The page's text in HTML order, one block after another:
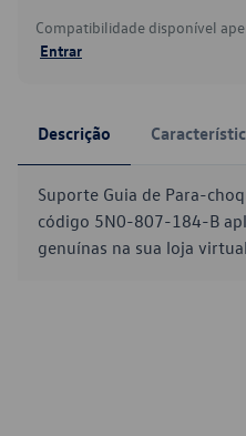
Compatibilidade disponível
Entrar
Descrição
Suporte Guia de Para-
código 5N0-807-184-B
genuínas na sua loja